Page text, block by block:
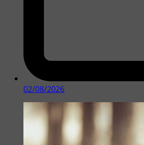
02/08/2026